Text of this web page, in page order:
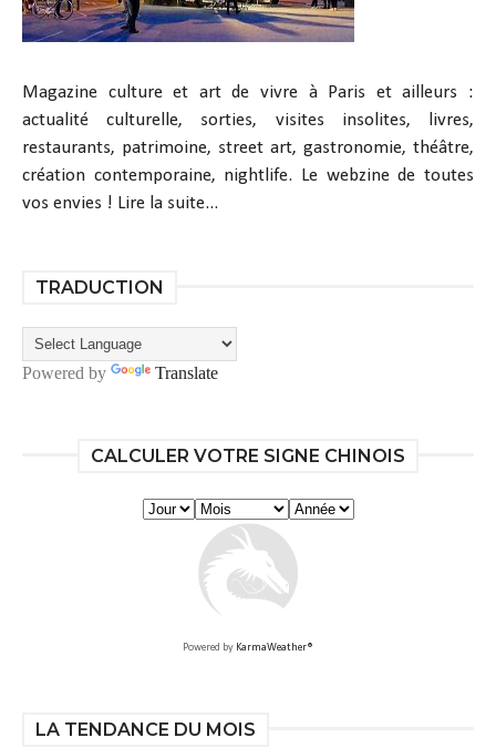
Magazine culture et art de vivre à Paris et ailleurs :
actualité culturelle, sorties, visites insolites, livres,
restaurants, patrimoine, street art, gastronomie, théâtre,
création contemporaine, nightlife. Le webzine de toutes
vos envies ! Lire la suite...
TRADUCTION
Powered by Translate
CALCULER VOTRE SIGNE CHINOIS
Powered by KarmaWeather®
LA TENDANCE DU MOIS